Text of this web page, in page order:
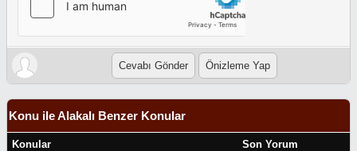
Konu ile Alakalı Benzer Konular
Konular Son Yorum